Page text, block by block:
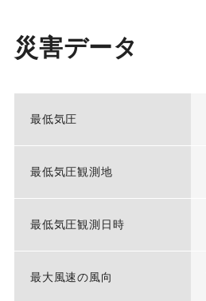
災害データ
最低気圧
最低気圧観測地
最低気圧観測日時
最大風速の風向